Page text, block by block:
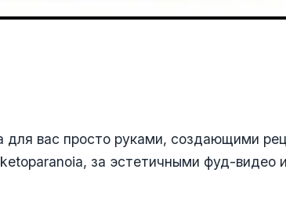
для вас просто руками, создающими
за эстетичными фуд-видео